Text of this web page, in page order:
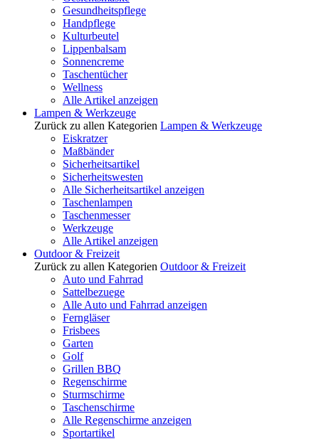
Gesundheitspflege
Handpflege
Kulturbeutel
Lippenbalsam
Sonnencreme
Taschentücher
Wellness
Alle Artikel anzeigen
Lampen & Werkzeuge
Zurück zu allen Kategorien Lampen & Werkzeuge
Eiskratzer
Maßbänder
Sicherheitsartikel
Sicherheitswesten
Alle Sicherheitsartikel anzeigen
Taschenlampen
Taschenmesser
Werkzeuge
Alle Artikel anzeigen
Outdoor & Freizeit
Zurück zu allen Kategorien Outdoor & Freizeit
Auto und Fahrrad
Sattelbezuege
Alle Auto und Fahrrad anzeigen
Ferngläser
Frisbees
Garten
Golf
Grillen BBQ
Regenschirme
Sturmschirme
Taschenschirme
Alle Regenschirme anzeigen
Sportartikel